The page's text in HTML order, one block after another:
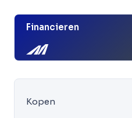
Financieren
Kopen